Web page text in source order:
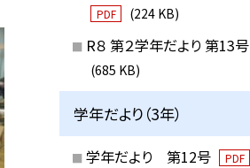
PDF (224 KB)
R８ 第２学年だより 第13号
(685 KB)
学年だより（3年）
学年だより 第12号 PDF